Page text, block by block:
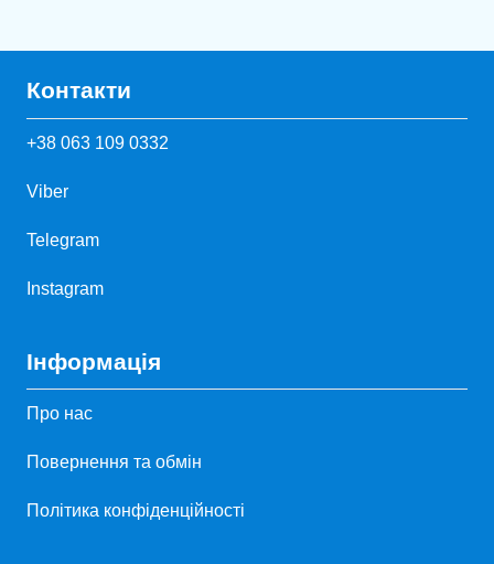
Контакти
+38 063 109 0332
Viber
Telegram
Instagram
Інформація
Про нас
Повернення та обмін
Політика конфіденційності